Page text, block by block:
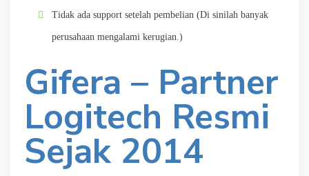
Tidak ada support setelah pembelian (Di sinilah banyak
perusahaan mengalami kerugian.)
Gifera – Partner
Logitech Resmi
Sejak 2014